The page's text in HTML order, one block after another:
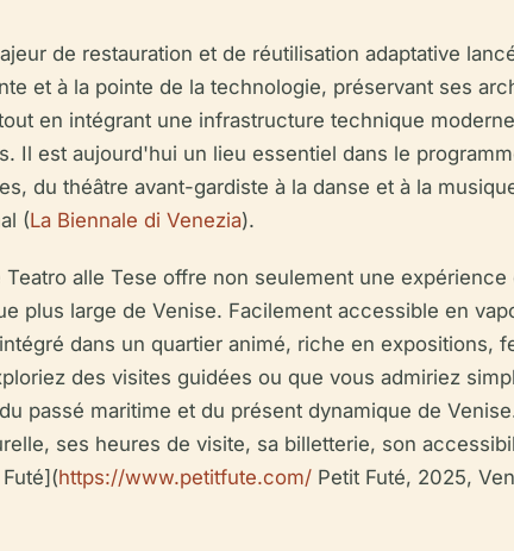
de restauration et de réutilisation adaptative
et à la pointe de la technologie, préservant ses
en intégrant une infrastructure technique
Il est aujourd'hui un lieu essentiel dans le
du théâtre avant-gardiste à la danse et à la
(La Biennale di Venezia).
alle Tese offre non seulement une
plus large de Venise. Facilement accessible en
dans un quartier animé, riche en expositions,
des visites guidées ou que vous admiriez
passé maritime et du présent dynamique de
ses heures de visite, sa billetterie, son
https://www.petitfute.com/ Petit Futé, 2025,